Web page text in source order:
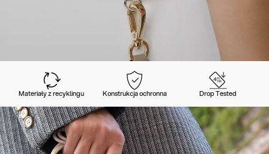
Materiały z recyklingu Konstrukcja ochronna Drop Tested